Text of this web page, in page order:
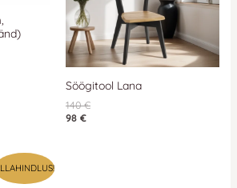
Söögitool Lana
140€
98 €